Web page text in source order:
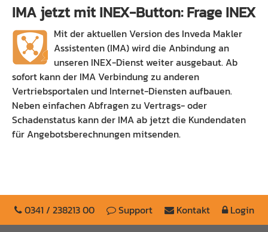
IMA jetzt mit INEX-Button: Frage INEX
Mit der aktuellen Version des Inveda Makler
Assistenten (IMA) wird die Anbindung an
unseren INEX-Dienst weiter ausgebaut. Ab
sofort kann der IMA Verbindung zu anderen
Vertriebsportalen und Internet-Diensten aufbauen.
Neben einfachen Abfragen zu Vertrags- oder
Schadenstatus kann der IMA ab jetzt die Kundendaten
für Angebotsberechnungen mitsenden.
0341 / 238213 00 Support Kontakt Login